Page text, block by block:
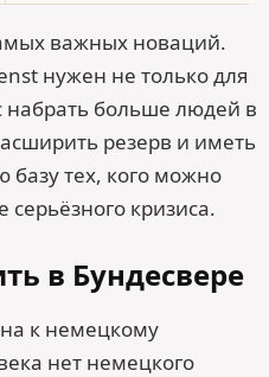
важных новаций.
нужен не только для
набрать больше людей в
резерв и иметь
тех, кого можно
серьёзного кризиса.
в Бундесвере
к немецкому
нет немецкого